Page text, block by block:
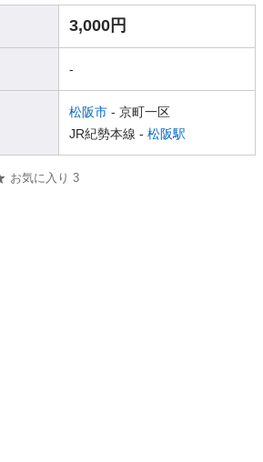
3,000円
-
松阪市 - 京町一区
JR紀勢本線 - 松阪駅
お気に入り 3